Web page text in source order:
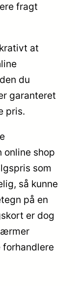
fragt
at
du
garanteret
pris.
shop
som
så kunne
på en
er dog
forhandlere